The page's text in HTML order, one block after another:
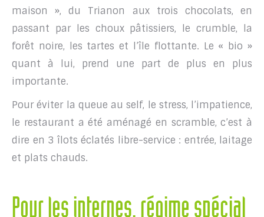
maison », du Trianon aux trois chocolats, en
passant par les choux pâtissiers, le crumble, la
forêt noire, les tartes et l’île flottante. Le « bio »
quant à lui, prend une part de plus en plus
importante.
Pour éviter la queue au self, le stress, l’impatience,
le restaurant a été aménagé en scramble, c’est à
dire en 3 îlots éclatés libre-service : entrée, laitage
et plats chauds.
Pour les internes, régime spécial